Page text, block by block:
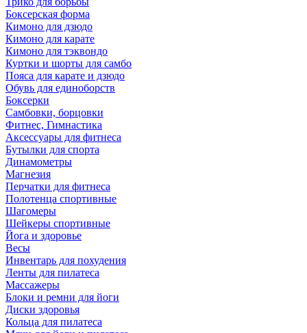
Боксерская форма
Кимоно для дзюдо
Кимоно для карате
Кимоно для тэквондо
Куртки и шорты для самбо
Пояса для карате и дзюдо
Обувь для единоборств
Боксерки
Самбовки, борцовки
Фитнес, Гимнастика
Аксессуары для фитнеса
Бутылки для спорта
Динамометры
Магнезия
Перчатки для фитнеса
Полотенца спортивные
Шагомеры
Шейкеры спортивные
Йога и здоровье
Весы
Инвентарь для похудения
Ленты для пилатеса
Массажеры
Блоки и ремни для йоги
Диски здоровья
Кольца для пилатеса